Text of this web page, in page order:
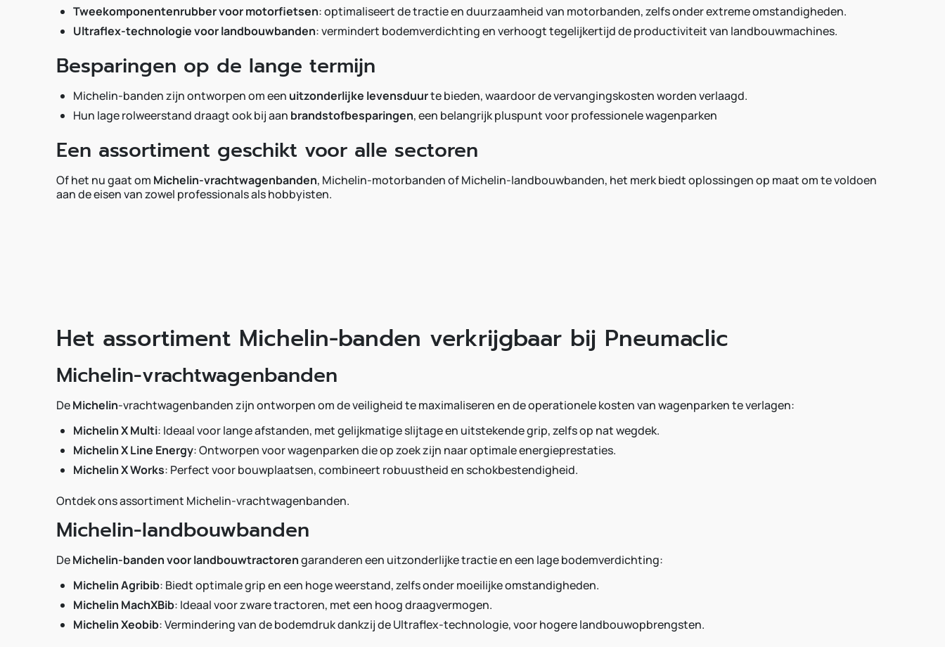
Tweekomponentenrubber voor motorfietsen: optimaliseert de tractie en duurzaamheid van motorbanden, zelfs onder extreme omstandigheden.
Ultraflex-technologie voor landbouwbanden: vermindert bodemverdichting en verhoogt tegelijkertijd de productiviteit van landbouwmachines.
Besparingen op de lange termijn
Michelin-banden zijn ontworpen om een uitzonderlijke levensduurte bieden, waardoor de vervangingskosten worden verlaagd.
Hun lage rolweerstand draagt ook bij aan brandstofbesparingen, een belangrijk pluspunt voor professionele wagenparken
Een assortiment geschikt voor alle sectoren
Of het nu gaat om Michelin-vrachtwagenbanden, Michelin-motorbanden of Michelin-landbouwbanden, het merk biedt oplossingen op maat om te voldoen
aan de eisen van zowel professionals als hobbyisten.
Het assortiment Michelin-banden verkrijgbaar bij Pneumaclic
Michelin-vrachtwagenbanden
DeMichelin-vrachtwagenbanden zijn ontworpen om de veiligheid te maximaliseren en de operationele kosten van wagenparken te verlagen:
Michelin X Multi: Ideaal voor lange afstanden, met gelijkmatige slijtage en uitstekende grip, zelfs op nat wegdek.
Michelin X Line Energy: Ontworpen voor wagenparken die op zoek zijn naar optimale energieprestaties.
Michelin X Works: Perfect voor bouwplaatsen, combineert robuustheid en schokbestendigheid.
Ontdek ons assortiment Michelin-vrachtwagenbanden.
Michelin-landbouwbanden
DeMichelin-banden voor landbouwtractorengaranderen een uitzonderlijke tractie en een lage bodemverdichting:
Michelin Agribib: Biedt optimale grip en een hoge weerstand, zelfs onder moeilijke omstandigheden.
Michelin MachXBib: Ideaal voor zware tractoren, met een hoog draagvermogen.
Michelin Xeobib: Vermindering van de bodemdruk dankzij de Ultraflex-technologie, voor hogere landbouwopbrengsten.